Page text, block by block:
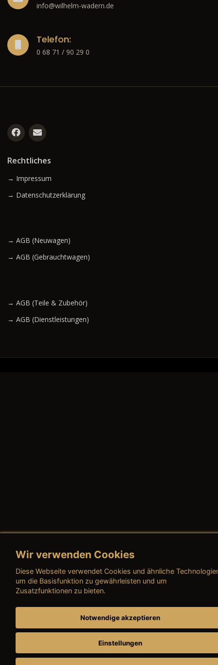
info@wilhelm-wadern.de
Telefon:
0 68 71 / 90 29 0
Rechtliches
→ Impressum
→ Datenschutzerklärung
→ AGB (Neuwagen)
→ AGB (Gebrauchtwagen)
→ AGB (Teile & Zubehör)
→ AGB (Dienstleistungen)
Wir verwenden Cookies
Diese Webseite verwendet Cookies und ähnliche
um die Basisfunktion zu gewährleisten und um
Zusatzfunktionen zu bieten.
Notwendige akzeptieren
Einstellungen